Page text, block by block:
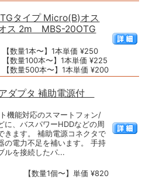
タイプ Micro(B)オス
ス 2m MBS-20OTG
【数量1本〜】1本単価 ¥250
【数量100本〜】1本単価 ¥225
【数量500本〜】1本単価 ¥200
ダプタ 補助電源付
機能対応のスマートフォン/
に、バスパワーHDDなどの周
きます。 補助電源コネクタで
の電力不足を補います。 手持
ルを接続したパ...
【数量1個〜】単価 ¥820